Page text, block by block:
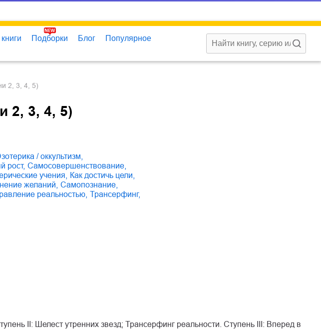
Подборки Блог
Популярное
2, 3, 4, 5)
2, 3, 4, 5)
эзотерика / оккультизм
рост, самосовершенствование
учения как достичь цели
желаний самопознание
реальностью трансерфинг,
II: Шелест утренних звезд; Трансерфинг реальности. Ступень III: Вперед в